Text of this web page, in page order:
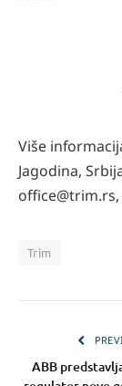
Više
Jagodina,
office@trim.rs,
Trim
ABB